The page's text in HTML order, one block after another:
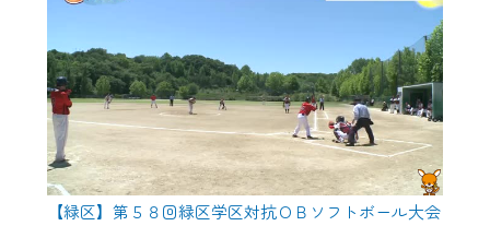
【緑区】第５８回緑区学区対抗ＯＢソフトボール大会